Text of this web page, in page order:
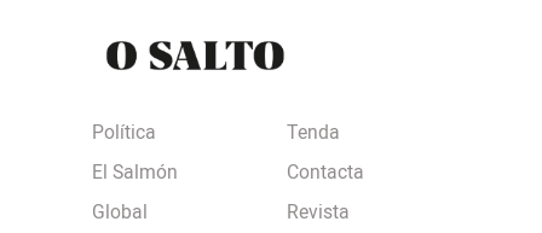
Política
El Salmón
Global
Tenda
Contacta
Revista